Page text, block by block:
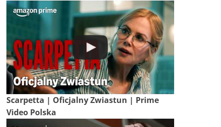
Scarpetta | Oficjalny Zwiastun | Prime
Video Polska